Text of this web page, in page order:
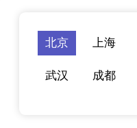
北京 上海
武汉 成都